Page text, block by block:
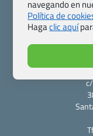
Preguntas
Política de
navegando en
Política de
Hagaclic aquí